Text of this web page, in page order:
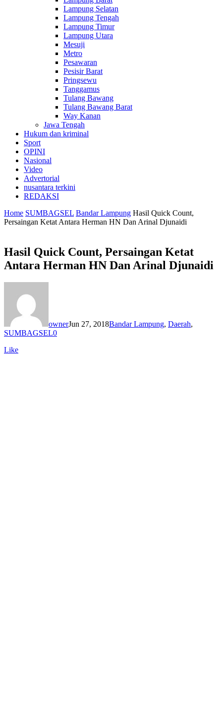
Lampung Selatan
Lampung Tengah
Lampung Timur
Lampung Utara
Mesuji
Metro
Pesawaran
Pesisir Barat
Pringsewu
Tanggamus
Tulang Bawang
Tulang Bawang Barat
Way Kanan
Jawa Tengah
Hukum dan kriminal
Sport
OPINI
Nasional
Video
Advertorial
nusantara terkini
REDAKSI
Home SUMBAGSEL Bandar Lampung Hasil Quick Count,
Persaingan Ketat Antara Herman HN Dan Arinal Djunaidi
Hasil Quick Count, Persaingan Ketat
Antara Herman HN Dan Arinal Djunaidi
ownerJun 27, 2018Bandar Lampung, Daerah,
SUMBAGSEL0
Like